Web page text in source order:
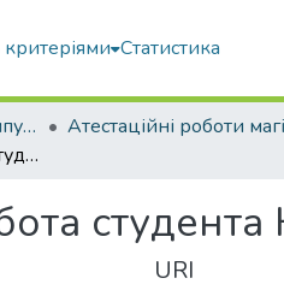
Статистика
Атестаційні роботи випускників
Атестаційна робота студента Кияшко Олександра Івановича
URI